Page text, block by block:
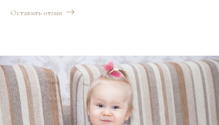
Оставить отзыв